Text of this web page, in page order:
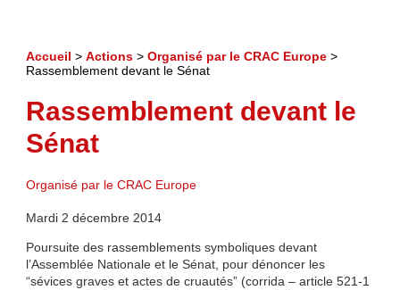
Accueil > Actions> Organisé par le CRAC Europe>
Rassemblement devant le Sénat
Rassemblement devant le
Sénat
Organisé par le CRAC Europe
Mardi 2 décembre 2014
Poursuite des rassemblements symboliques devant
l’Assemblée Nationale et le Sénat, pour dénoncer les
“sévices graves et actes de cruautés” (corrida – article 521-1